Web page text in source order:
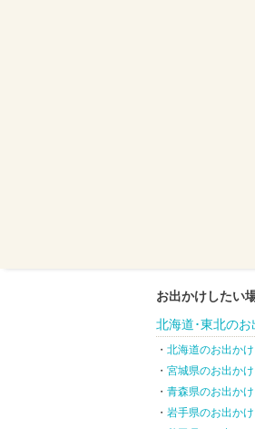
お出かけしたい
北海道･東北のお
北海道のお出かけ
宮城県のお出かけ
青森県のお出かけ
岩手県のお出かけ